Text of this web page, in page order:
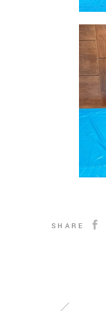
SHARE